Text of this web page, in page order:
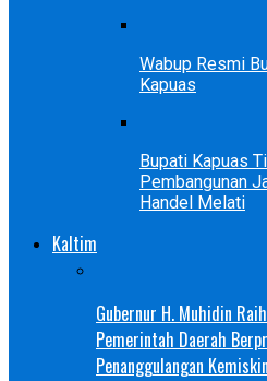
Wabup Resmi
Kapuas
Bupati Kapuas
Pembangunan
Handel Melati
Kaltim
Gubernur H. Muhidin
Pemerintah Daerah
Penanggulangan